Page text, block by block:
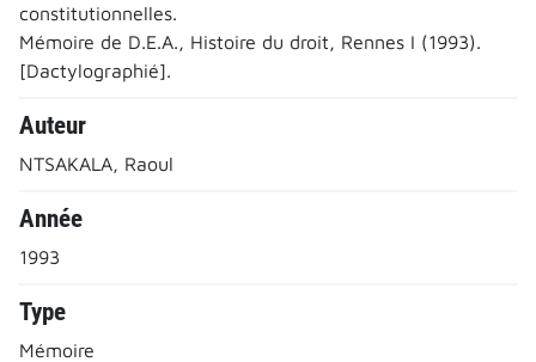
constitutionnelles.
Mémoire de D.E.A., Histoire du droit, Rennes I (1993).
[Dactylographié].
Auteur
NTSAKALA, Raoul
Année
1993
Type
Mémoire